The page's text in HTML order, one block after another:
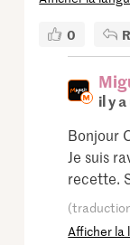
0
il y
Bonjour
Je suis
recette.
Afficher la